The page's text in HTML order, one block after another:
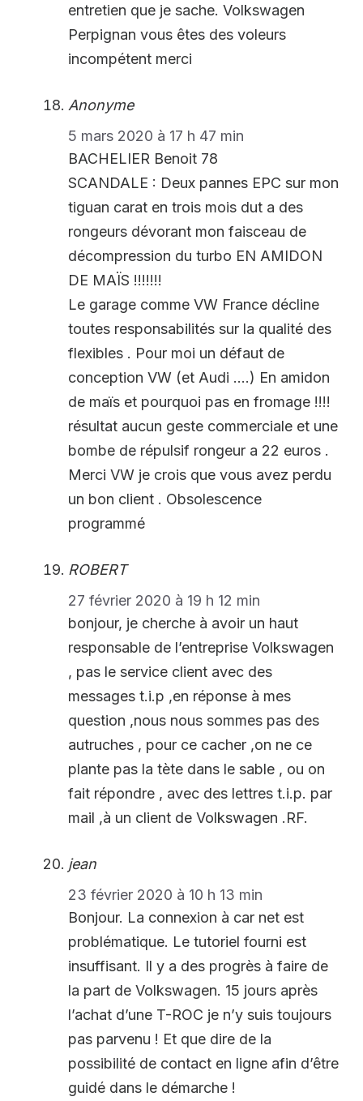
entretien que je sache. Volkswagen
Perpignan vous êtes des voleurs
incompétent merci
Anonyme
5 mars 2020 à 17 h 47 min
BACHELIER Benoit 78
SCANDALE : Deux pannes EPC sur mon
tiguan carat en trois mois dut a des
rongeurs dévorant mon faisceau de
décompression du turbo EN AMIDON
DE MAÏS !!!!!!!
Le garage comme VW France décline
toutes responsabilités sur la qualité des
flexibles . Pour moi un défaut de
conception VW (et Audi ….) En amidon
de maïs et pourquoi pas en fromage !!!!
résultat aucun geste commerciale et une
bombe de répulsif rongeur a 22 euros .
Merci VW je crois que vous avez perdu
un bon client . Obsolescence
programmé
ROBERT
27 février 2020 à 19 h 12 min
bonjour, je cherche à avoir un haut
responsable de l’entreprise Volkswagen
, pas le service client avec des
messages t.i.p ,en réponse à mes
question ,nous nous sommes pas des
autruches , pour ce cacher ,on ne ce
plante pas la tète dans le sable , ou on
fait répondre , avec des lettres t.i.p. par
mail ,à un client de Volkswagen .RF.
jean
23 février 2020 à 10 h 13 min
Bonjour. La connexion à car net est
problématique. Le tutoriel fourni est
insuffisant. Il y a des progrès à faire de
la part de Volkswagen. 15 jours après
l’achat d’une T-ROC je n’y suis toujours
pas parvenu ! Et que dire de la
possibilité de contact en ligne afin d’être
guidé dans le démarche !